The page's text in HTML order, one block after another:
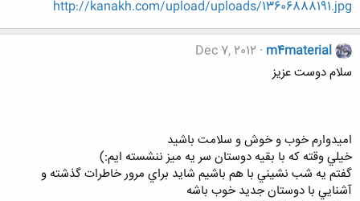
http://kanakh.com/upload/uploads/13606888191.jpg
m4material
Dec 7, 2012
سلام دوست عزيز
اميدوارم خوب و خوش و سلامت باشيد
خيلي وقته كه با بقيه دوستان سر يه ميز ننشسته ايم:)
گفتم يه شب نشيني با هم باشيم شايد براي مرور خاطرات گذشته و
آشنايي با دوستان جديد خوب باشه